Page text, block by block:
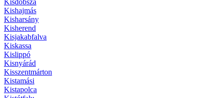
Kishajmás
Kisharsány
Kisherend
Kisjakabfalva
Kiskassa
Kislippó
Kisnyárád
Kisszentmárton
Kistamási
Kistapolca